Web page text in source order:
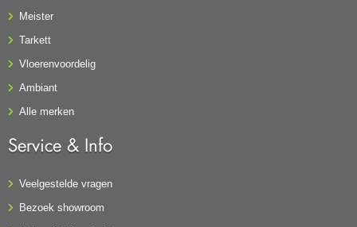
Meister
Tarkett
Vloerenvoordelig
Ambiant
Alle merken
Service & Info
Veelgestelde vragen
Bezoek showroom